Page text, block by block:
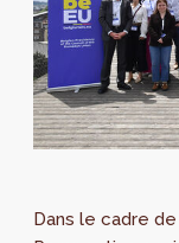
Dans le cadre